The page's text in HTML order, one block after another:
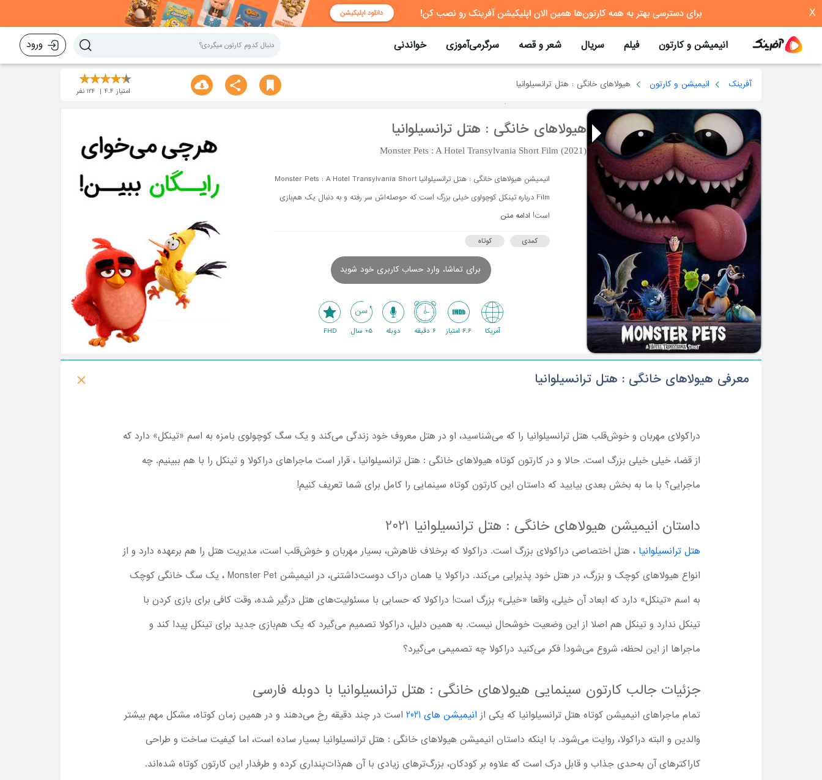
X
انیمیشن و کارتون فیلم سریال شعر و قصه سرگرمی‌آموزی خواندنی ورود
آفرینک انیمیشن و کارتون هیولاهای خانگی : هتل ترانسیلوانیا
امتیاز 4.4
124نفر
هیولاهای خانگی : هتل ترانسیلوانیا
Monster Pets : A Hotel Transylvania Short Film (2021)
انیمیشن هیولاهای خانگی : هتل ترانسیلوانیا Monster Pets : A Hotel Transylvania Short
Film درباره تینکل کوچولوی خیلی بزرگ است که حوصله‌اش سر رفته و به دنبال یک هم‌بازی
است! ادامه متن
کمدی کوتاه
برای تماشا، وارد حساب کاربری خود شوید
آمریکا 6.6 امتیاز 6 دقیقه دوبله 5+ سال FHD
معرفی هیولاهای خانگی : هتل ترانسیلوانیا
دراکولای مهربان و خوش‌قلب هتل ترانسیلوانیا را که می‌شناسید، او در هتل معروف خود زندگی می‌کند و یک سگ کوچولوی بامزه به اسم «تینکل» دارد که
از قضا، خیلی خیلی بزرگ است. حالا و در کارتون کوتاه هیولاهای خانگی : هتل ترانسیلوانیا ، قرار است ماجراهای دراکولا و تینکل را با هم ببینیم. چه
ماجرایی؟ با ما به بخش بعدی بیایید که داستان این کارتون کوتاه سینمایی را کامل برای شما تعریف کنیم!
داستان انیمیشن هیولاهای خانگی : هتل ترانسیلوانیا 2021
هتل ترانسیلوانیا ، هتل اختصاصی دراکولای بزرگ است. دراکولا که برخلاف ظاهرش، بسیار مهربان و خوش‌قلب است، مدیریت هتل را هم برعهده دارد و از
انواع هیولاهای کوچک و بزرگ، در هتل خود پذیرایی می‌کند. دراکولا یا همان دراک دوست‌داشتنی، در انیمیشن Monster Pet ، یک سگ خانگی کوچک
به اسم «تینکل» دارد که ابعاد آن خیلی، واقعا «خیلی» بزرگ است! دراکولا که حسابی با مسئولیت‌های هتل درگیر شده، وقت کافی برای بازی کردن با
تینکل ندارد و تینکل هم اصلا از این وضعیت خوشحال نیست. به همین دلیل، دراکولا تصمیم می‌گیرد که یک هم‌بازی جدید برای تینکل پیدا کند و
ماجراها از این لحظه، شروع می‌شود! فکر می‌کنید دراکولا چه تصمیمی می‌گیرد؟
جزئیات جالب کارتون سینمایی هیولاهای خانگی : هتل ترانسیلوانیا با دوبله فارسی
تمام ماجراهای انیمیشن کوتاه هتل ترانسیلوانیا که یکی از انیمیشن های 2021
است در چند دقیقه رخ می‌دهند و در همین زمان کوتاه، مشکل مهم بیشتر
والدین و البته دراکولا، روایت می‌شود. با اینکه داستان انیمیشن هیولاهای خانگی : هتل ترانسیلوانیا بسیار ساده است، اما کیفیت ساخت و طراحی
کاراکترهای آن به‌حدی جذاب و قابل درک است که علاوه بر کودکان، بزرگ‌ترهای زیادی با آن هم‌ذات‌پنداری کرده و طرفدار این کارتون کوتاه شده‌اند.